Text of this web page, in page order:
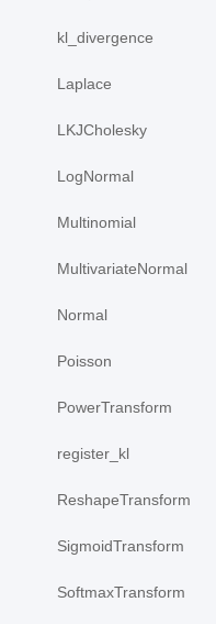
kl_divergence
Laplace
LKJCholesky
LogNormal
Multinomial
MultivariateNormal
Normal
Poisson
PowerTransform
register_kl
ReshapeTransform
SigmoidTransform
SoftmaxTransform